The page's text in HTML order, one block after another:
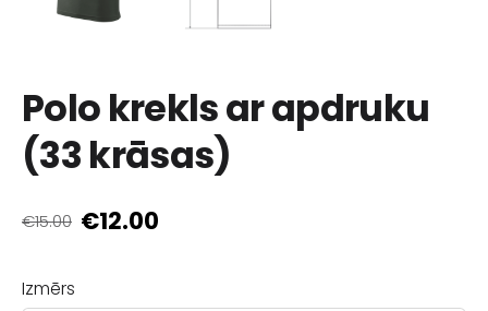
Polo krekls ar apdruku
(33 krāsas)
€15.00 €12.00
Izmērs